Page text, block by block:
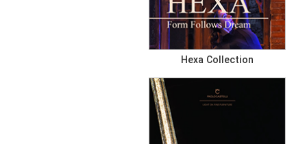
Hexa Collection